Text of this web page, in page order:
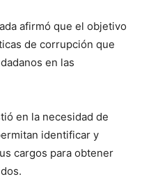
afirmó que el objetivo
de corrupción que
en las
en la necesidad de
identificar y
cargos para obtener